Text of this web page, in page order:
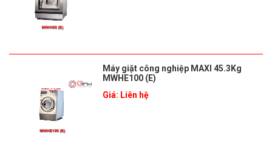
Máy giặt công nghiệp MAXI 45.3Kg
MWHE100 (E)
Giá: Liên hệ